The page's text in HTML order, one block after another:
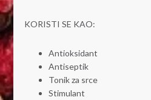
KORISTI SE KAO:
Antioksidant
Antiseptik
Tonik za srce
Stimulant